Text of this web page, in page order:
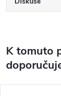
K tomuto